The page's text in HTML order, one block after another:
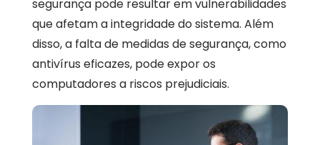
segurança pode resultar em vulnerabilidades
que afetam a integridade do sistema. Além
disso, a falta de medidas de segurança, como
antivírus eficazes, pode expor os
computadores a riscos prejudiciais.